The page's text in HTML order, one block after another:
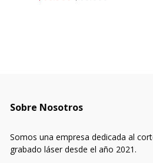
Sobre Nosotros
Somos una empresa dedicada al
grabado láser desde el año 2021.